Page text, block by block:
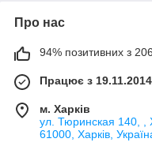
Про нас
94% позитивних з 206
Працює з 19.11.2014
м. Харків
ул. Тюринская 140, ,
61000, Харків,